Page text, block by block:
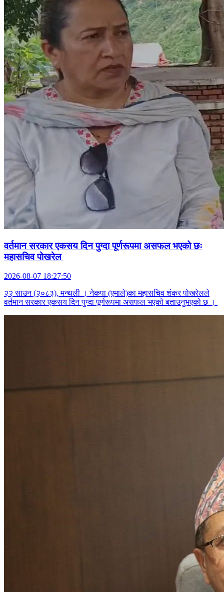
वर्तमान सरकार एकसय दिन पुग्दा पूर्णरूपमा असफल भएको छः
महासचिव पोखरेल
2026-08-07 18:27:50
२२ साउन (२०८३), मन्थली । नेकपा (एमाले)का महासचिव शंकर पोखरेलले
वर्तमान सरकार एकसय दिन पुग्दा पूर्णरूपमा असफल भएको बताउनुभएको छ ।